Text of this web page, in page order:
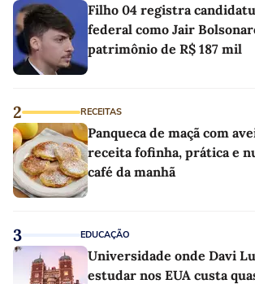
Filho 04 registra
federal como Jair
patrimônio de R$ 187 mil
2 RECEITAS
Panqueca de maçã com
receita fofinha, prática e
café da manhã
3 EDUCAÇÃO
Universidade onde Davi
estudar nos EUA custa